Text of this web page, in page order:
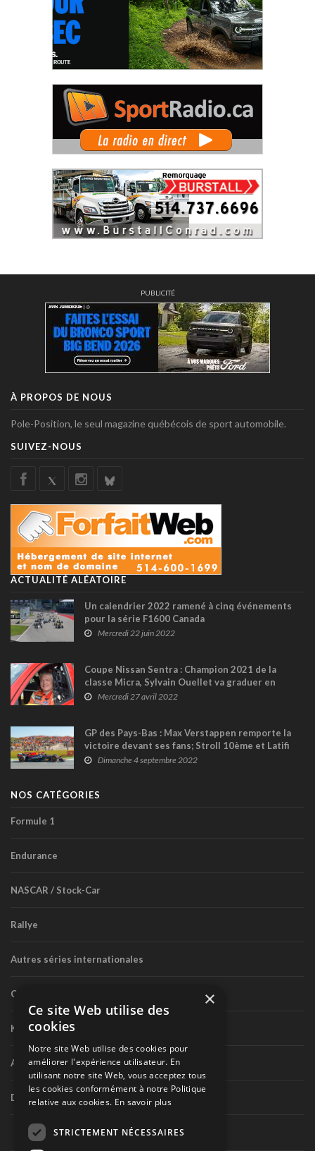
PUBLICITÉ
À PROPOS DE NOUS
Pole-Position, le seul magazine québécois de sport automobile.
SUIVEZ-NOUS
ACTUALITÉ ALÉATOIRE
Un calendrier 2022 ramené à cinq événements
pour la série F1600 Canada
Mercredi 22 juin 2022
Coupe Nissan Sentra : Champion 2021 de la
classe Micra, Sylvain Ouellet va graduer en
Sentra
Mercredi 27 avril 2022
GP des Pays-Bas : Max Verstappen remporte la
victoire devant ses fans; Stroll 10ème et Latifi
18ème
Dimanche 4 septembre 2022
NOS CATÉGORIES
Formule 1
Endurance
NASCAR / Stock-Car
Rallye
Autres séries internationales
Circuit routier canadien
Karting
Autres séries nationales
Divers
×
Ce site Web utilise des
cookies
Notre site Web utilise des cookies pour
améliorer l'expérience utilisateur. En
utilisant notre site Web, vous acceptez tous
les cookies conformément à notre Politique
relative aux cookies. En savoir plus
STRICTEMENT NÉCESSAIRES